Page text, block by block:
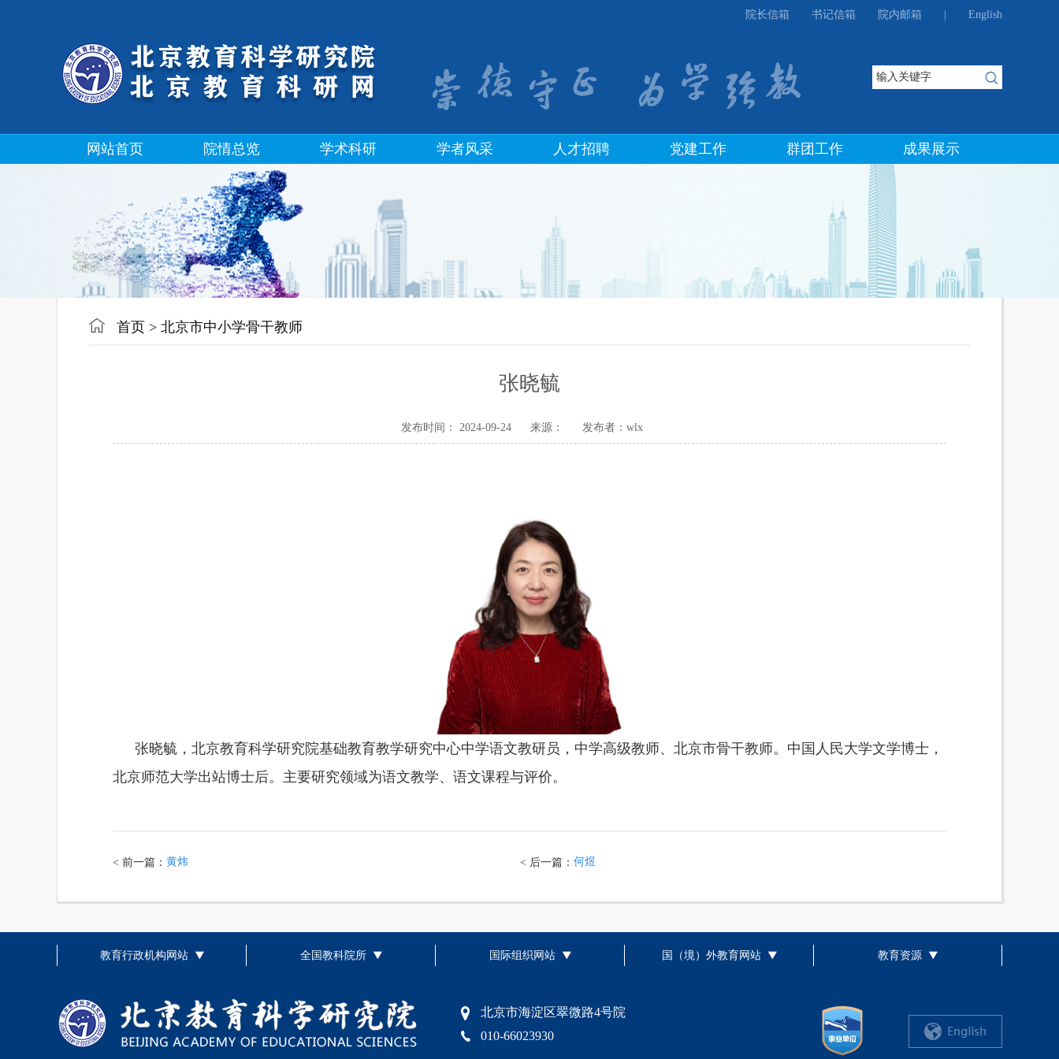
院长信箱 书记信箱 院内邮箱 English
网站首页 院情总览 学术科研 学者风采 人才招聘 党建工作 群团工作 成果展示
首页 > 北京市中小学骨干教师
张晓毓
发布时间： 2024-09-24 来源： 发布者：wlx
张晓毓，北京教育科学研究院基础教育教学研究中心中学语文教研员，中学高级教师、北京市骨干教师。中国人民大学文学博士，
北京师范大学出站博士后。主要研究领域为语文教学、语文课程与评价。
< 前一篇： 黄炜 < 后一篇： 何煜
教育行政机构网站 全国教科院所 国际组织网站 国（境）外教育网站 教育资源
北京市海淀区翠微路4号院
010-66023930